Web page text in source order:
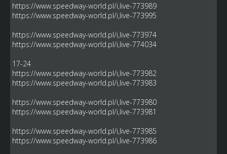
https://www.speedway-world.pl/i,live-773989
https://www.speedway-world.pl/i,live-773995
https://www.speedway-world.pl/i,live-773974
https://www.speedway-world.pl/i,live-774034
17-24
https://www.speedway-world.pl/i,live-773982
https://www.speedway-world.pl/i,live-773983
https://www.speedway-world.pl/i,live-773980
https://www.speedway-world.pl/i,live-773981
https://www.speedway-world.pl/i,live-773985
https://www.speedway-world.pl/i,live-773986